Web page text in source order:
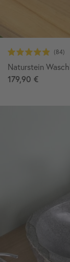
Naturstein
179,90 €